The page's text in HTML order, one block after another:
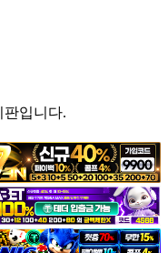
판입니다.